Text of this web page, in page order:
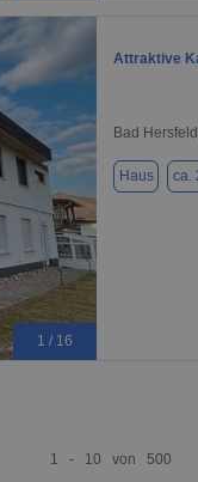
1 / 16
Attraktive
Bad
Haus ca.
1 - 10 von 500